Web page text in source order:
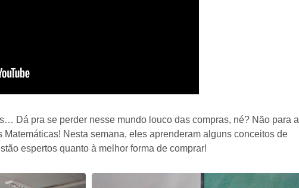
Dá pra se perder nesse mundo louco das compras, né? Não para a
Nesta semana, eles aprenderam alguns conceitos de
espertos quanto à melhor forma de comprar!